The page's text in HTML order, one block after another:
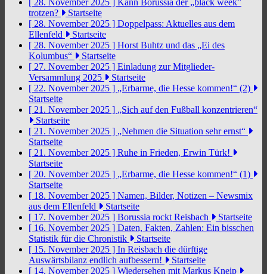
[ 28. November 2025 ] Kann Borussia der „black week”
trotzen?
Startseite
[ 28. November 2025 ] Doppelpass: Aktuelles aus dem
Ellenfeld
Startseite
[ 28. November 2025 ] Horst Buhtz und das „Ei des
Kolumbus“
Startseite
[ 27. November 2025 ] Einladung zur Mitglieder-
Versammlung 2025
Startseite
[ 22. November 2025 ] „Erbarme, die Hesse kommen!“ (2)
Startseite
[ 21. November 2025 ] „Sich auf den Fußball konzentrieren“
Startseite
[ 21. November 2025 ] „Nehmen die Situation sehr ernst“
Startseite
[ 21. November 2025 ] Ruhe in Frieden, Erwin Türk!
Startseite
[ 20. November 2025 ] „Erbarme, die Hesse kommen!“ (1)
Startseite
[ 18. November 2025 ] Namen, Bilder, Notizen – Newsmix
aus dem Ellenfeld
Startseite
[ 17. November 2025 ] Borussia rockt Reisbach
Startseite
[ 16. November 2025 ] Daten, Fakten, Zahlen: Ein bisschen
Statistik für die Chronistik
Startseite
[ 15. November 2025 ] In Reisbach die dürftige
Auswärtsbilanz endlich aufbessern!
Startseite
[ 14. November 2025 ] Wiedersehen mit Markus Kneip